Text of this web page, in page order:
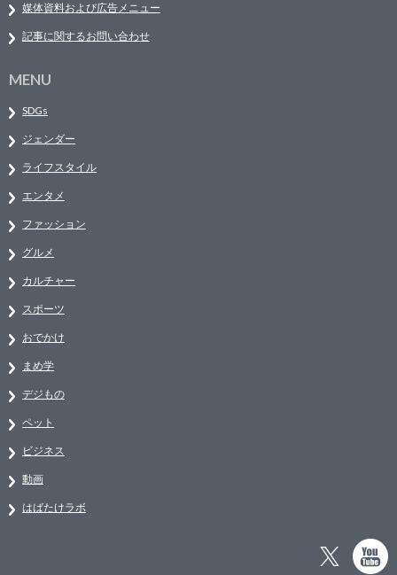
媒体資料および広告メニュー
記事に関するお問い合わせ
MENU
SDGs
ジェンダー
ライフスタイル
エンタメ
ファッション
グルメ
カルチャー
スポーツ
おでかけ
まめ学
デジもの
ペット
ビジネス
動画
はばたけラボ